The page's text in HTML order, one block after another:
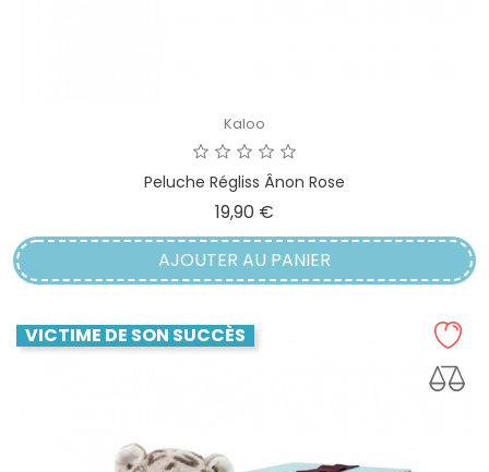
Kaloo
Peluche Régliss Ânon Rose
19,90 €
AJOUTER AU PANIER
VICTIME DE SON SUCCÈS